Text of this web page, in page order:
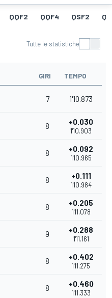
QQF2 QQF4 QSF2 QF
Tutte le statistiche
GIRI TEMPO
7 1'10.873
8 +0.030
1'10.903
8 +0.092
1'10.965
8 +0.111
1'10.984
8 +0.205
1'11.078
9 +0.288
1'11.161
8 +0.402
1'11.275
8 +0.460
1'11.333